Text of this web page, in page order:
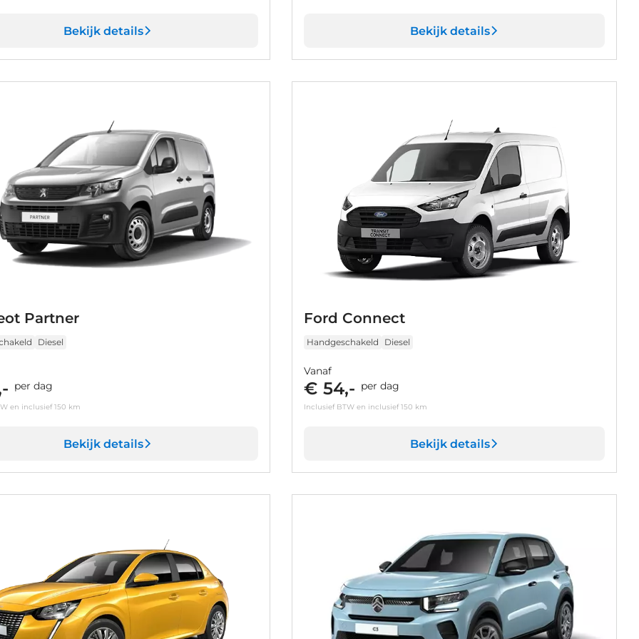
Bekijk details Bekijk details
Partner
Diesel
per dag
en inclusief 150 km
Bekijk details
Ford Connect
Handgeschakeld Diesel
Vanaf
€ 54,- per dag
Inclusief BTW en inclusief 150 km
Bekijk details